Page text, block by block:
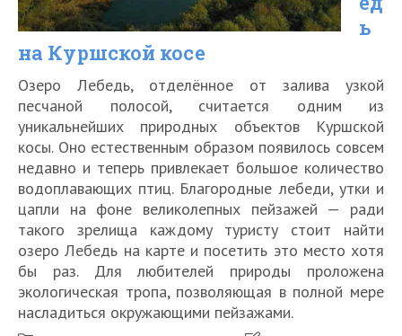
ь
на Куршской косе
Озеро Лебедь, отделённое от залива узкой
песчаной полосой, считается одним из
уникальнейших природных объектов Куршской
косы. Оно естественным образом появилось совсем
недавно и теперь привлекает большое количество
водоплавающих птиц. Благородные лебеди, утки и
цапли на фоне великолепных пейзажей — ради
такого зрелища каждому туристу стоит найти
озеро Лебедь на карте и посетить это место хотя
бы раз. Для любителей природы проложена
экологическая тропа, позволяющая в полной мере
насладиться окружающими пейзажами.